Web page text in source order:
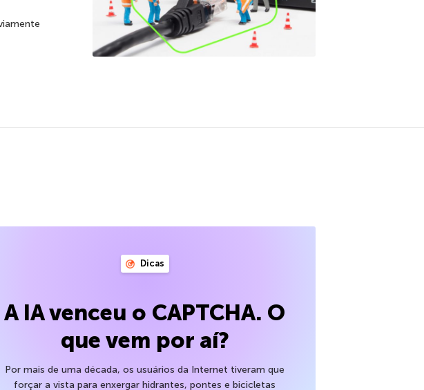
Dicas
A IA venceu o CAPTCHA. O
que vem por aí?
Por mais de uma década, os usuários da Internet tiveram que
forçar a vista para enxergar hidrantes, pontes e bicicletas